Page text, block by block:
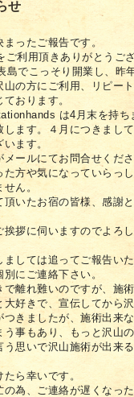
せ
ったご報告です。
ご利用頂きありがとうご
島でこっそり開業し、 昨
の方にご利用、
リピー
おります。
は4月末を持ち
します。４月につきまし
ます。
ールにてお問合せくださ
た方や気になっていらっし
ん。
頂いたお宿の皆様、感謝
挨拶に伺いますのでよろ
ましては追ってご報告い
にご連絡下さい。
離れ難いのですが、 施
大好きで、宣伝してから
つきましたが、施術出来
う事もあり、もっと沢山
う思いで沢山施術が出 来
ら幸いです。
為、 ご連絡が遅くなっ